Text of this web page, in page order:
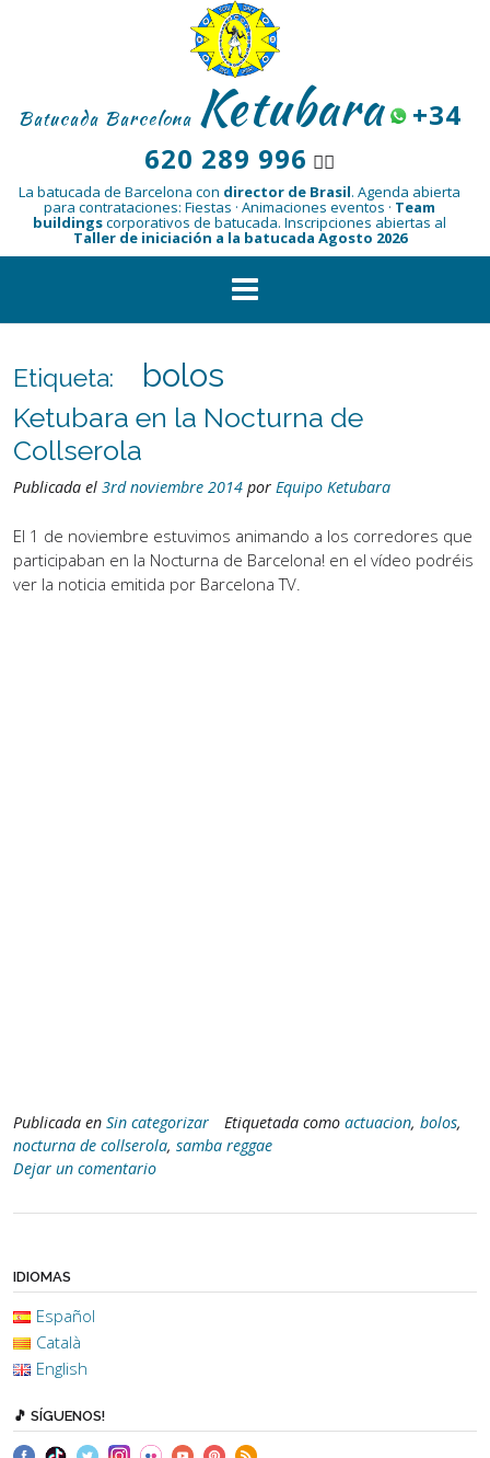
Batucada Barcelona Ketubara
+34
620 289 996 👆🏾
La batucada de Barcelona con director de Brasil. Agenda abierta
para contrataciones: Fiestas · Animaciones eventos · Team
buildingscorporativos de batucada. Inscripciones abiertas al
Taller de iniciación a la batucada Agosto 2026
Etiqueta: bolos
Ketubara en la Nocturna de
Collserola
Publicada el 3rd noviembre 2014 por Equipo Ketubara
El 1 de noviembre estuvimos animando a los corredores que
participaban en la Nocturna de Barcelona! en el vídeo podréis
ver la noticia emitida por Barcelona TV.
Publicada en Sin categorizar Etiquetada como actuacion, bolos,
nocturna de collserola, samba reggae
Dejar un comentario
IDIOMAS
Español
Català
English
🎵 SÍGUENOS!